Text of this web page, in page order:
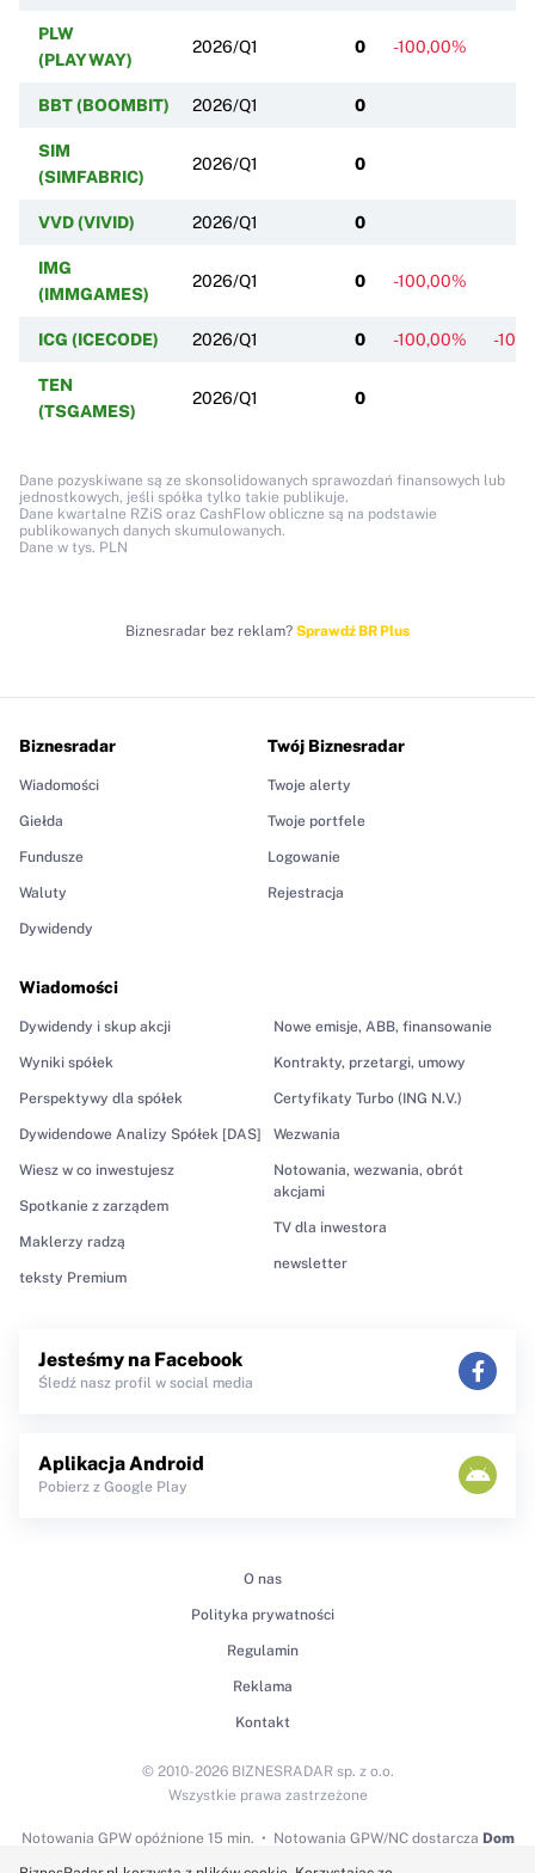
PLW
(PLAYWAY)
2026/Q1 0 -100,00%
BBT (BOOMBIT) 2026/Q1 0
SIM
(SIMFABRIC)
2026/Q1 0
VVD (VIVID) 2026/Q1 0
IMG
(IMMGAMES)
2026/Q1 0 -100,00%
ICG (ICECODE) 2026/Q1 0 -100,00% -
TEN
(TSGAMES)
2026/Q1 0
Dane pozyskiwane są ze skonsolidowanych sprawozdań finansowych lub
jednostkowych, jeśli spółka tylko takie publikuje.
Dane kwartalne RZiS oraz CashFlow obliczne są na podstawie
publikowanych danych skumulowanych.
Dane w tys. PLN
Biznesradar bez reklam? Sprawdź BR Plus
Biznesradar
Wiadomości
Giełda
Fundusze
Waluty
Dywidendy
Wiadomości
Dywidendy i skup akcji
Wyniki spółek
Perspektywy dla spółek
Dywidendowe Analizy Spółek [DAS]
Wiesz w co inwestujesz
Spotkanie z zarządem
Maklerzy radzą
teksty Premium
Nowe emisje, ABB, finansowanie
Kontrakty, przetargi, umowy
Certyfikaty Turbo (ING N.V.)
Wezwania
Notowania, wezwania, obrót
akcjami
TV dla inwestora
newsletter
Twój Biznesradar
Twoje alerty
Twoje portfele
Logowanie
Rejestracja
Jesteśmy na Facebook
Śledź nasz profil w social media
Aplikacja Android
Pobierz z Google Play
O nas
Polityka prywatności
Regulamin
Reklama
Kontakt
Notowania GPWopóźnione 15 min. Notowania GPW/NC dostarcza Dom
© 2010-2026 BIZNESRADAR sp. z o.o.
Wszystkie prawa zastrzeżone